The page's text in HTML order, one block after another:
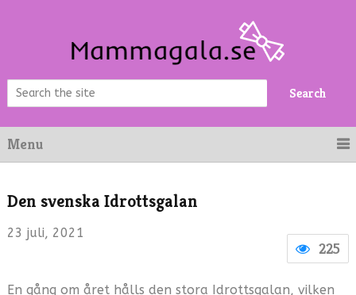
Search
Menu
Den svenska Idrottsgalan
225
23 juli, 2021
En gång om året hålls den stora Idrottsgalan, vilken